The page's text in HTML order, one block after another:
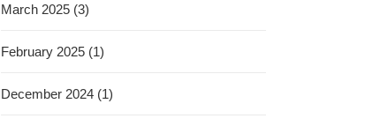
March 2025 (3)
February 2025 (1)
December 2024 (1)